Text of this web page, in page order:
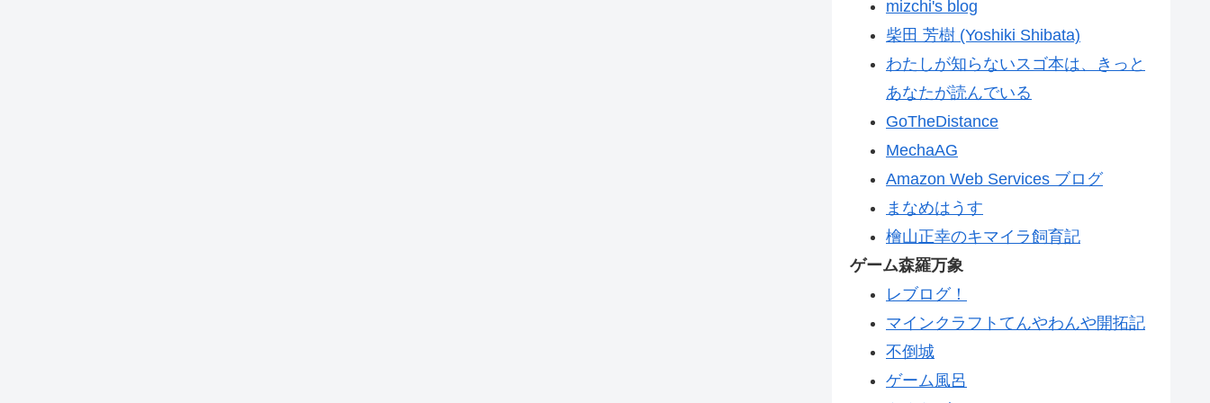
mizchi's blog
柴田 芳樹 (Yoshiki Shibata)
わたしが知らないスゴ本は、きっと
あなたが読んでいる
GoTheDistance
MechaAG
Amazon Web Services ブログ
まなめはうす
檜山正幸のキマイラ飼育記
ゲーム森羅万象
レブログ！
マインクラフトてんやわんや開拓記
不倒城
ゲーム風呂